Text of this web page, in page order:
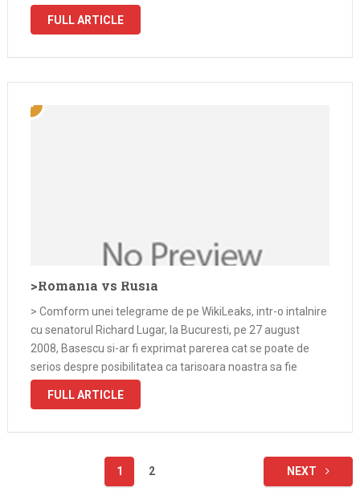
Resboiu in schimb …
FULL ARTICLE
>Romania vs Rusia
> Comform unei telegrame de pe WikiLeaks, intr-o intalnire
cu senatorul Richard Lugar, la Bucuresti, pe 27 august
2008, Basescu si-ar fi exprimat parerea cat se poate de
serios despre posibilitatea ca tarisoara noastra sa fie
atrasa intr-un conflict de natura militara cu Rusia, in
FULL ARTICLE
1 2 NEXT